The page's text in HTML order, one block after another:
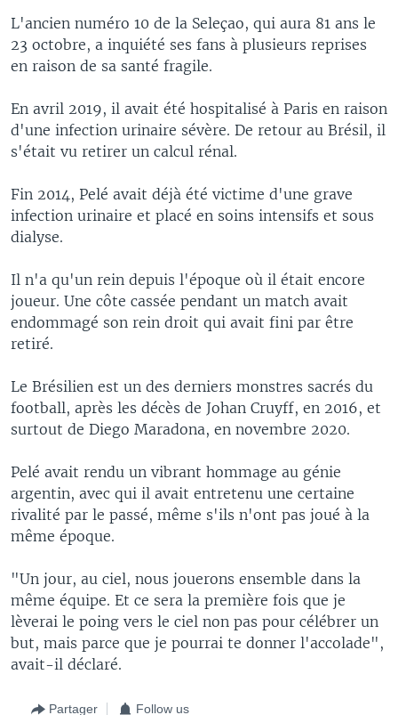
L'ancien numéro 10 de la Seleçao, qui aura 81 ans le
23 octobre, a inquiété ses fans à plusieurs reprises
en raison de sa santé fragile.
En avril 2019, il avait été hospitalisé à Paris en raison
d'une infection urinaire sévère. De retour au Brésil, il
s'était vu retirer un calcul rénal.
Fin 2014, Pelé avait déjà été victime d'une grave
infection urinaire et placé en soins intensifs et sous
dialyse.
Il n'a qu'un rein depuis l'époque où il était encore
joueur. Une côte cassée pendant un match avait
endommagé son rein droit qui avait fini par être
retiré.
Le Brésilien est un des derniers monstres sacrés du
football, après les décès de Johan Cruyff, en 2016, et
surtout de Diego Maradona, en novembre 2020.
Pelé avait rendu un vibrant hommage au génie
argentin, avec qui il avait entretenu une certaine
rivalité par le passé, même s'ils n'ont pas joué à la
même époque.
"Un jour, au ciel, nous jouerons ensemble dans la
même équipe. Et ce sera la première fois que je
lèverai le poing vers le ciel non pas pour célébrer un
but, mais parce que je pourrai te donner l'accolade",
avait-il déclaré.
Partager Follow us